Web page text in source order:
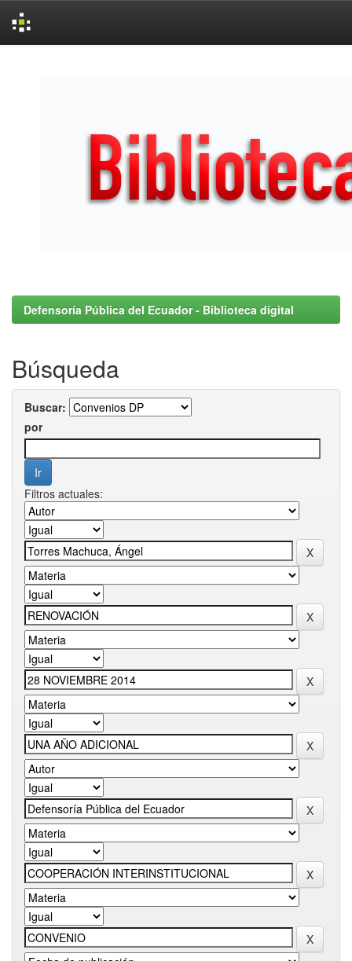
Defensoría Pública del Ecuador - Biblioteca digital
Búsqueda
Buscar:
por
Filtros actuales: